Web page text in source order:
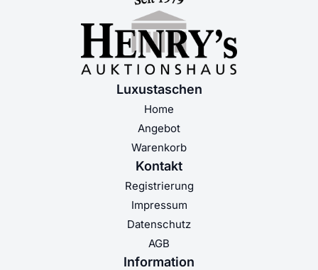
Luxustaschen
Home
Angebot
Warenkorb
Kontakt
Registrierung
Impressum
Datenschutz
AGB
Information